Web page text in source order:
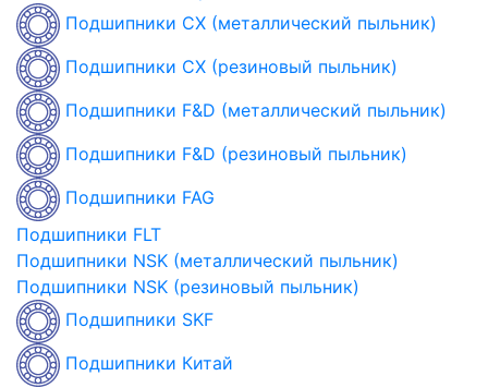
Подшипники CX (металлический пыльник)
Подшипники CX (резиновый пыльник)
Подшипники F&D (металлический пыльник)
Подшипники F&D (резиновый пыльник)
Подшипники FAG
Подшипники FLT
Подшипники NSK (металлический пыльник)
Подшипники NSK (резиновый пыльник)
Подшипники SKF
Подшипники Китай